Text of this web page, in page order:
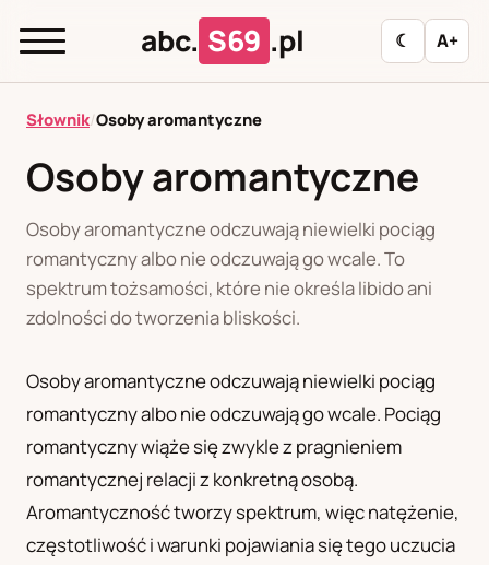
abc. S69 .pl ☾ A+
abc. S69
C G
J
K L M N O P R
S
T
U W Z Ł
Polityka redakcyjna
PL
Polski
RU
Русский
UA
Українська
Słownik/Osoby aromantyczne
Osoby aromantyczne
Osoby aromantyczne odczuwają niewielki pociąg
romantyczny albo nie odczuwają go wcale. To
spektrum tożsamości, które nie określa libido ani
zdolności do tworzenia bliskości.
Osoby aromantyczne odczuwają niewielki pociąg
romantyczny albo nie odczuwają go wcale. Pociąg
romantyczny wiąże się zwykle z pragnieniem
romantycznej relacji z konkretną osobą.
Aromantyczność tworzy spektrum, więc natężenie,
częstotliwość i warunki pojawiania się tego uczucia